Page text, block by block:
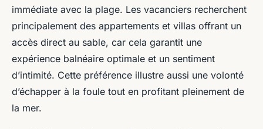
immédiate avec la plage. Les vacanciers recherchent
principalement des appartements et villas offrant un
accès direct au sable, car cela garantit une
expérience balnéaire optimale et un sentiment
d’intimité. Cette préférence illustre aussi une volonté
d’échapper à la foule tout en profitant pleinement de
la mer.